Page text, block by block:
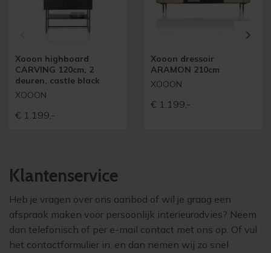
Xooon highboard
CARVING 120cm, 2
deuren, castle black
XOOON
€ 1.199,-
Xooon dressoir
ARAMON 210cm
XOOON
€ 1.199,-
Klantenservice
Heb je vragen over ons aanbod of wil je graag een
afspraak maken voor persoonlijk interieuradvies? Neem
dan telefonisch of per e-mail contact met ons op. Of vul
het contactformulier in, en dan nemen wij zo snel